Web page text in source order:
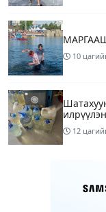
10
12